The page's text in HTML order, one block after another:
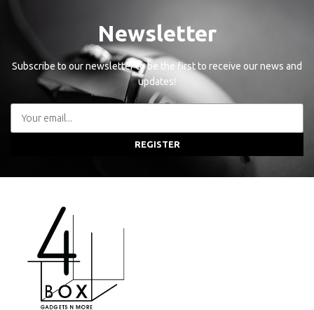
Newsletter
Subscribe to our newsletter to be the first to receive our news and
updates!
REGISTER